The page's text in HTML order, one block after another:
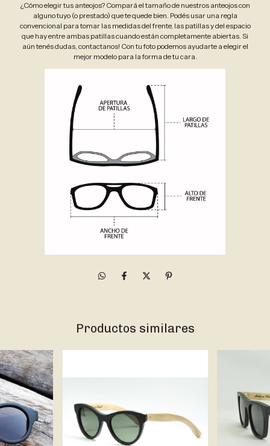
¿Cómo elegir tus anteojos? Compará el tamaño de nuestros anteojos con
alguno tuyo (o prestado) que te quede bien. Podés usar una regla
convencional para tomar las medidas del frente, las patillas y del espacio
que hay entre ambas patillas cuando están completamente abiertas. Si
aún tenés dudas, contactanos! Con tu foto podemos ayudarte a elegir el
mejor modelo para la forma de tu cara.
Productos similares